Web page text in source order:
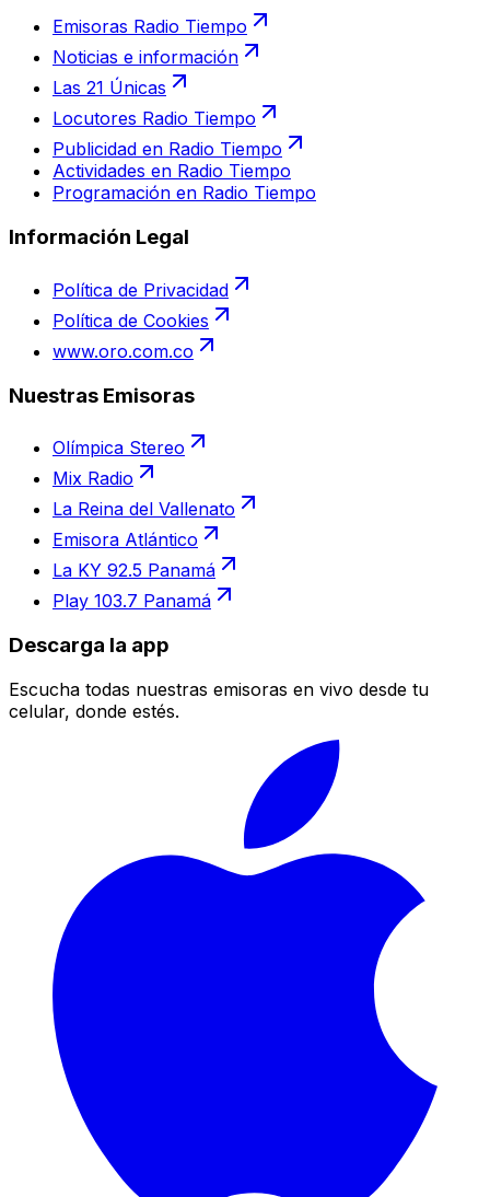
Emisoras Radio Tiempo
Noticias e información
Las 21 Únicas
Locutores Radio Tiempo
Publicidad en Radio Tiempo
Actividades en Radio Tiempo
Programación en Radio Tiempo
Información Legal
Política de Privacidad
Política de Cookies
www.oro.com.co
Nuestras Emisoras
Olímpica Stereo
Mix Radio
La Reina del Vallenato
Emisora Atlántico
La KY 92.5 Panamá
Play 103.7 Panamá
Descarga la app
Escucha todas nuestras emisoras en vivo desde tu
celular, donde estés.